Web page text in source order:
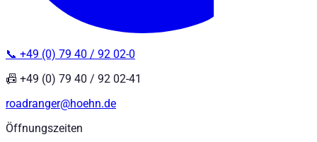
📞 +49 (0) 79 40 / 92 02-0
📠 +49 (0) 79 40 / 92 02-41
roadranger@hoehn.de
Öffnungszeiten